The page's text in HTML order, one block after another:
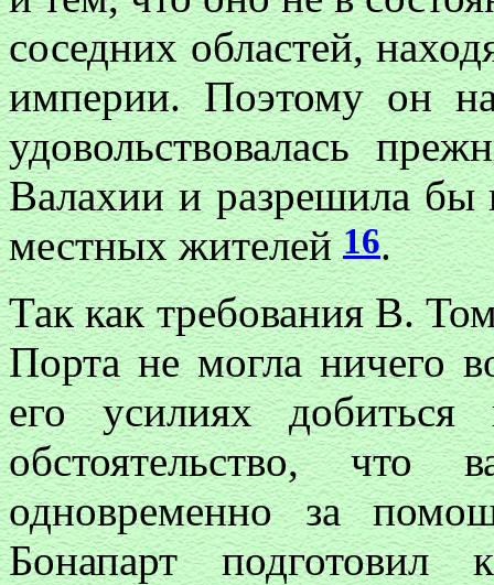
соседних областей,
империи. Поэтому он
удовольствовалась
Валахии и разрешила бы
местных жителей16.
Так как требования В.
Порта не могла ничего
его усилиях
обстоятельство, что
одновременно за
Бонапарт